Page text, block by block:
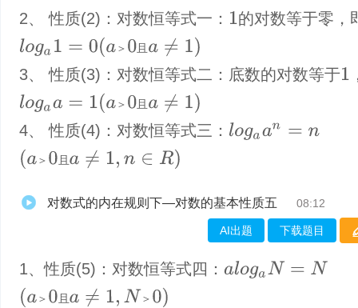
2、 性质(2)：对数恒等式一： 1 的对数等于零，
loga1 0 ＞ 且
(a＞ 且a≠1)
3、 性质(3)：对数恒等式二：底数的对数等于1
logaa 1 ＞ 且
(a＞ 且a≠1
4、 性质(4)：对数恒等式三： logaa =n
＞ 且
(a＞ 且 a≠1, n∈R )
对数式的内在规则下—对数的基本性质五 08:12
AI出题 下载题目
1、​性质(5)：对数恒等式四： alogaN N
＞ 且 ＞
(a＞ 且 a≠1, N＞ )